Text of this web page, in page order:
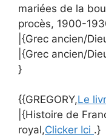
mariées de la
procès, 1900-
|{Grec ancien/
|{Grec ancien/
}
{{GREGORY,Le
|{Histoire de
royal,Clicker Ici .}